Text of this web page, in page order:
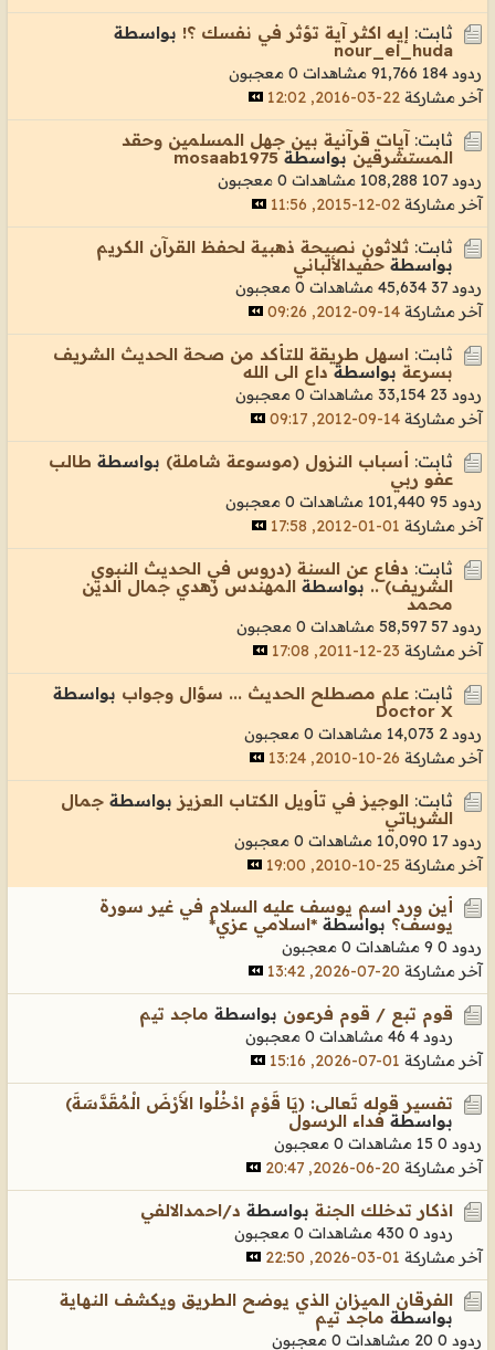
ثابت: إيه اكثر آية تؤثر في نفسك ؟! بواسطة
nour_el_huda
ردود 184 91,766 مشاهدات
0 معجبون
آخر مشاركة 22-03-2016, 12:02
ثابت: آيات قرآنية بين جهل المسلمين وحقد
المستشرقين بواسطةmosaab1975
ردود 107 108,288 مشاهدات
0 معجبون
آخر مشاركة 02-12-2015, 11:56
ثابت: ثلاثون نصيحة ذهبية لحفظ القرآن الكريم
بواسطة حفيدالألباني
ردود 37 45,634 مشاهدات
0 معجبون
آخر مشاركة 14-09-2012, 09:26
ثابت: اسهل طريقة للتأكد من صحة الحديث الشريف
بسرعة بواسطةداع الى الله
ردود 23 33,154 مشاهدات
0 معجبون
آخر مشاركة 14-09-2012, 09:17
ثابت: أسباب النزول (موسوعة شاملة) بواسطة طالب
عفو ربي
ردود 95 101,440 مشاهدات
0 معجبون
آخر مشاركة 01-01-2012, 17:58
ثابت: دفاع عن السنة (دروس في الحديث النبوي
الشريف) .. بواسطة المهندس زهدي جمال الدين
محمد
ردود 57 58,597 مشاهدات
0 معجبون
آخر مشاركة 23-12-2011, 17:08
ثابت: عـلم مصطـلح الحديث ... سؤال وجواب بواسطة
Doctor X
ردود 2 14,073 مشاهدات
0 معجبون
آخر مشاركة 26-10-2010, 13:24
ثابت: الوجيز في تأويل الكتاب العزيز بواسطة جمال
الشرباتي
ردود 17 10,090 مشاهدات
0 معجبون
آخر مشاركة 25-10-2010, 19:00
أين ورد اسم يوسف عليه السلام في غير سورة
يوسف؟ بواسطة *اسلامي عزي*
ردود 0 9 مشاهدات
0 معجبون
آخر مشاركة 20-07-2026, 13:42
قوم تبع / قوم فرعون بواسطة ماجد تيم
ردود 4 46 مشاهدات
0 معجبون
آخر مشاركة 01-07-2026, 15:16
تفسير قوله تَعالى: (يَا قَوْمِ ادْخُلُوا الأَرْضَ الْمُقَدَّسَةَ)
بواسطة فداء الرسول
ردود 0 15 مشاهدات
0 معجبون
آخر مشاركة 20-06-2026, 20:47
اذكار تدخلك الجنة بواسطة د/احمدالالفي
ردود 0 430 مشاهدات
0 معجبون
آخر مشاركة 01-03-2026, 22:50
الفرقان الميزان الذي يوضح الطريق ويكشف النهاية
بواسطة ماجد تيم
ردود 0 20 مشاهدات
0 معجبون